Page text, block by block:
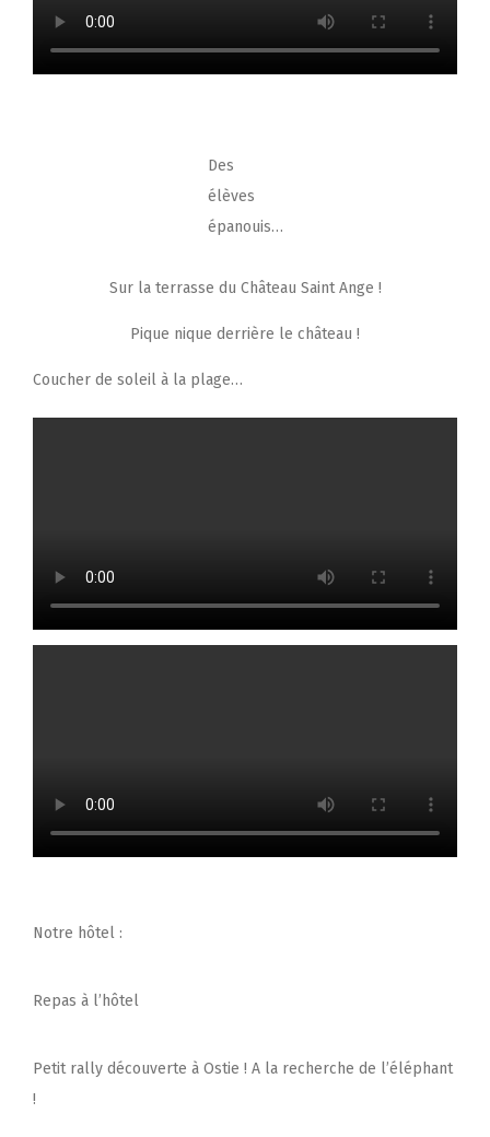
Des
élèves
épanouis…
Sur la terrasse du Château Saint Ange !
Pique nique derrière le château !
Coucher de soleil à la plage…
Notre hôtel :
Repas à l’hôtel
Petit rally découverte à Ostie ! A la recherche de l’éléphant
!